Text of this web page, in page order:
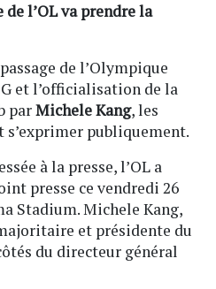
l’OL va prendre la
de l’Olympique
et l’officialisation de la
parMichele Kang, les
publiquement.
à la presse, l’OL a
presse ce vendredi 26
Stadium. Michele Kang,
et présidente du
du directeur général